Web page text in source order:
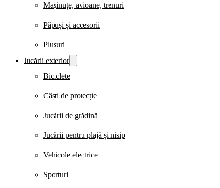
Mașinuțe, avioane, trenuri
Păpuși și accesorii
Plușuri
Jucării exterior
Biciclete
Căști de protecție
Jucării de grădină
Jucării pentru plajă și nisip
Vehicole electrice
Sporturi